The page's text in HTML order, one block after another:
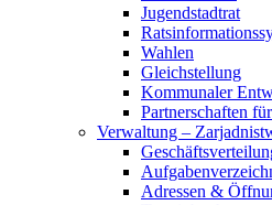
Jugendstadtrat
Wahlen
Gleichstellung
Kommunaler
Partnerschaften
Verwaltung –
Adressen &